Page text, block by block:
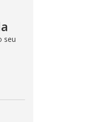
seu